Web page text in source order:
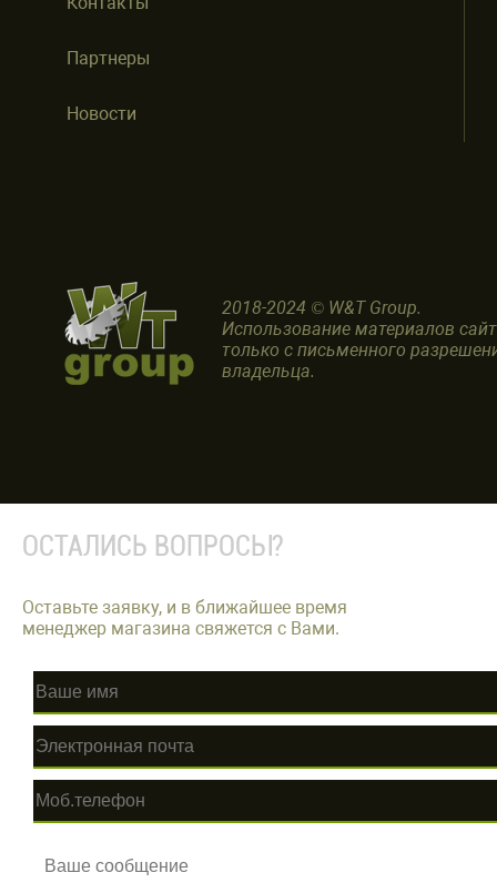
Партнеры
Новости
2018-2024 © W&T Group.
Использование материалов
только с письменного
владельца.
ОСТАЛИСЬ ВОПРОСЫ?
Оставьте заявку, и в ближайшее время
менеджер магазина свяжется с Вами.